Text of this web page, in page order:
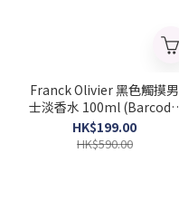
Franck Olivier 黑色觸摸男
士淡香水 100ml (Barcode:
3516642128110)
HK$199.00
HK$590.00